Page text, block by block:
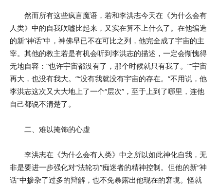
然而所有这些疯言魔语，若和李洪志今天在《为什么会有
人类》中的自我吹嘘比起来，又实在算不上什么了。在他编造
的新“神话”中，神佛早已不在可比之列，他完全成了宇宙的主
宰。其他的教主若是有机会听到李洪志的描述，一定会惭愧得
无地自容：“也许宇宙都没有了，那个时候就只有我了。”“宇宙
再大，也没有我大。”“没有我就没有宇宙的存在。”不用说，他
李洪志这次又大大地上了一个“层次”，至于上到了哪里，连他
自己都说不清楚了。
二、难以掩饰的心虚
李洪志在《为什么会有人类》中之所以如此神化自我，无
非是要进一步强化对“法轮功”痴迷者的精神控制。但他的新“神
话”中掺杂了过多的辩解，也不免暴露出他现在的窘境。怪就